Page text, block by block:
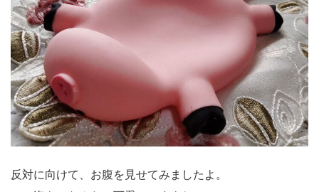
反対に向けて、お腹を見せてみましたよ。